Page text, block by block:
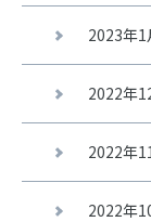
2023年1
2022年
2022年
2022年